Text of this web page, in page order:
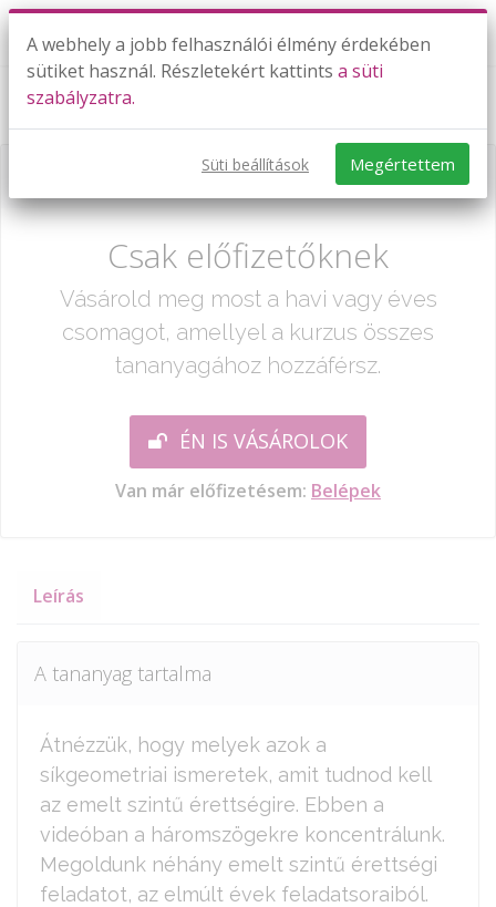
Síkgeometria - háromszögek
Már csak egy lépés:
Csak előfizetőknek
Vásárold meg most a havi vagy éves
csomagot, amellyel a kurzus összes
tananyagához hozzáférsz.
ÉN IS VÁSÁROLOK
Van már előfizetésem: Belépek
Leírás
A tananyag tartalma
Átnézzük, hogy melyek azok a
síkgeometriai ismeretek, amit tudnod kell
az emelt szintű érettségire. Ebben a
videóban a háromszögekre koncentrálunk.
Megoldunk néhány emelt szintű érettségi
feladatot, az elmúlt évek feladatsoraiból.
A webhely a jobb felhasználói élmény érdekében
sütiket használ. Részletekért kattints a süti
szabályzatra.
Süti beállítások Megértettem